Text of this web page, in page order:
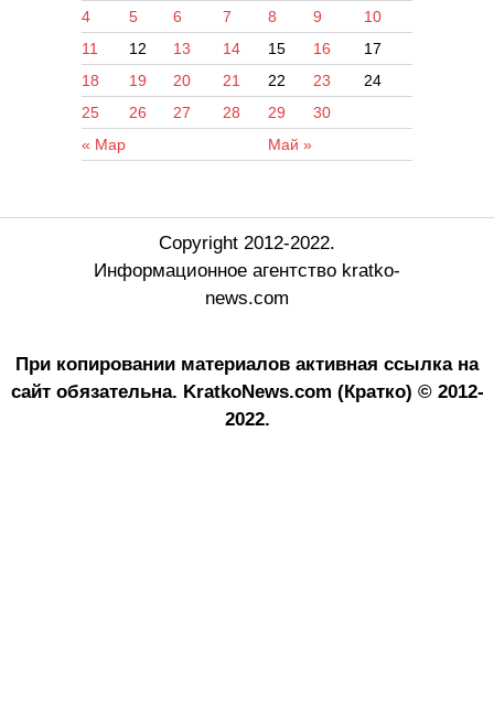
« Мар Май »
4
5 6 7 8 9
10
11
12 13 14 15 16
17
18
19 20 21 22 23
24
25
26 27 28 29 30
Copyright 2012-2022.
Информационное агентство kratko-
news.com
При копировании материалов активная ссылка на
сайт обязательна. KratkoNews.com (Кратко) © 2012-
2022.